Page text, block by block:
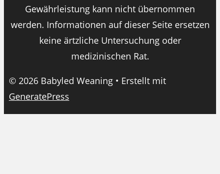
Gewährleistung kann nicht übernommen
werden. Informationen auf dieser Seite ersetzen
keine ärtzliche Untersuchung oder
medizinischen Rat.
© 2026 Babyled Weaning • Erstellt mit
GeneratePress